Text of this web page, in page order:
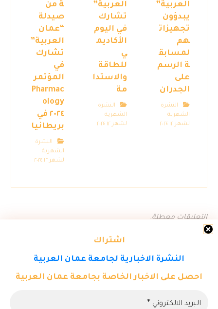
اشتراك
النشرة الاخبارية لجامعة عمان العربية
احصل على الاخبار الخاصة بجامعة عمان العربية
العربية”
يبدؤون
تجهيزات
هم
لمسابق
ة الرسم
على
الجدران
النشرة
الشهرية
لشهر ١٢ ٢٠٢٤
العربية”
تشارك
في اليوم
الأكاديم
ي
للطاقة
والاستدا
مة
النشرة
الشهرية
لشهر ١٢ ٢٠٢٤
ة من
صيدلة
“عمان
العربية”
تشارك
في
المؤتمر
Pharmac
ology
٢٠٢٤ في
بريطانيا
النشرة
الشهرية
لشهر ١٢ ٢٠٢٤
التعليقات معطلة.